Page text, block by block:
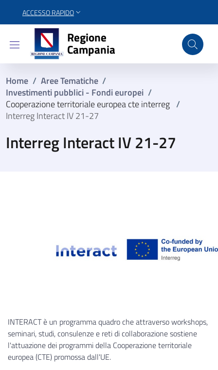
ACCESSO RAPIDO
Regione Campania
Regione
Campania
Home / Aree Tematiche /
Investimenti pubblici - Fondi europei /
Cooperazione territoriale europea cte interreg /
Interreg Interact IV 21-27
Interreg Interact IV 21-27
INTERACT è un programma quadro che attraverso workshops,
seminari, studi, consulenze e reti di collaborazione sostiene
l'attuazione dei programmi della Cooperazione territoriale
europea (CTE) promossa dall'UE.